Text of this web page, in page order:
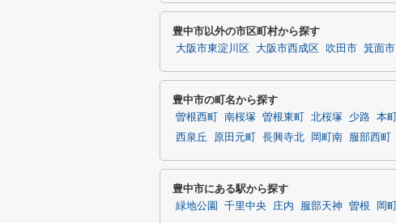
豊中市以外の市区町村から探す
大阪市東淀川区 大阪市西成区 吹田市 箕面市
豊中市の町名から探す
曽根西町 南桜塚 曽根東町 北桜塚 少路 本町
西泉丘
原田元町 長興寺北 岡町南 服部西町
豊中市にある駅から探す
緑地公園 千里中央 庄内 服部天神 曽根 岡町